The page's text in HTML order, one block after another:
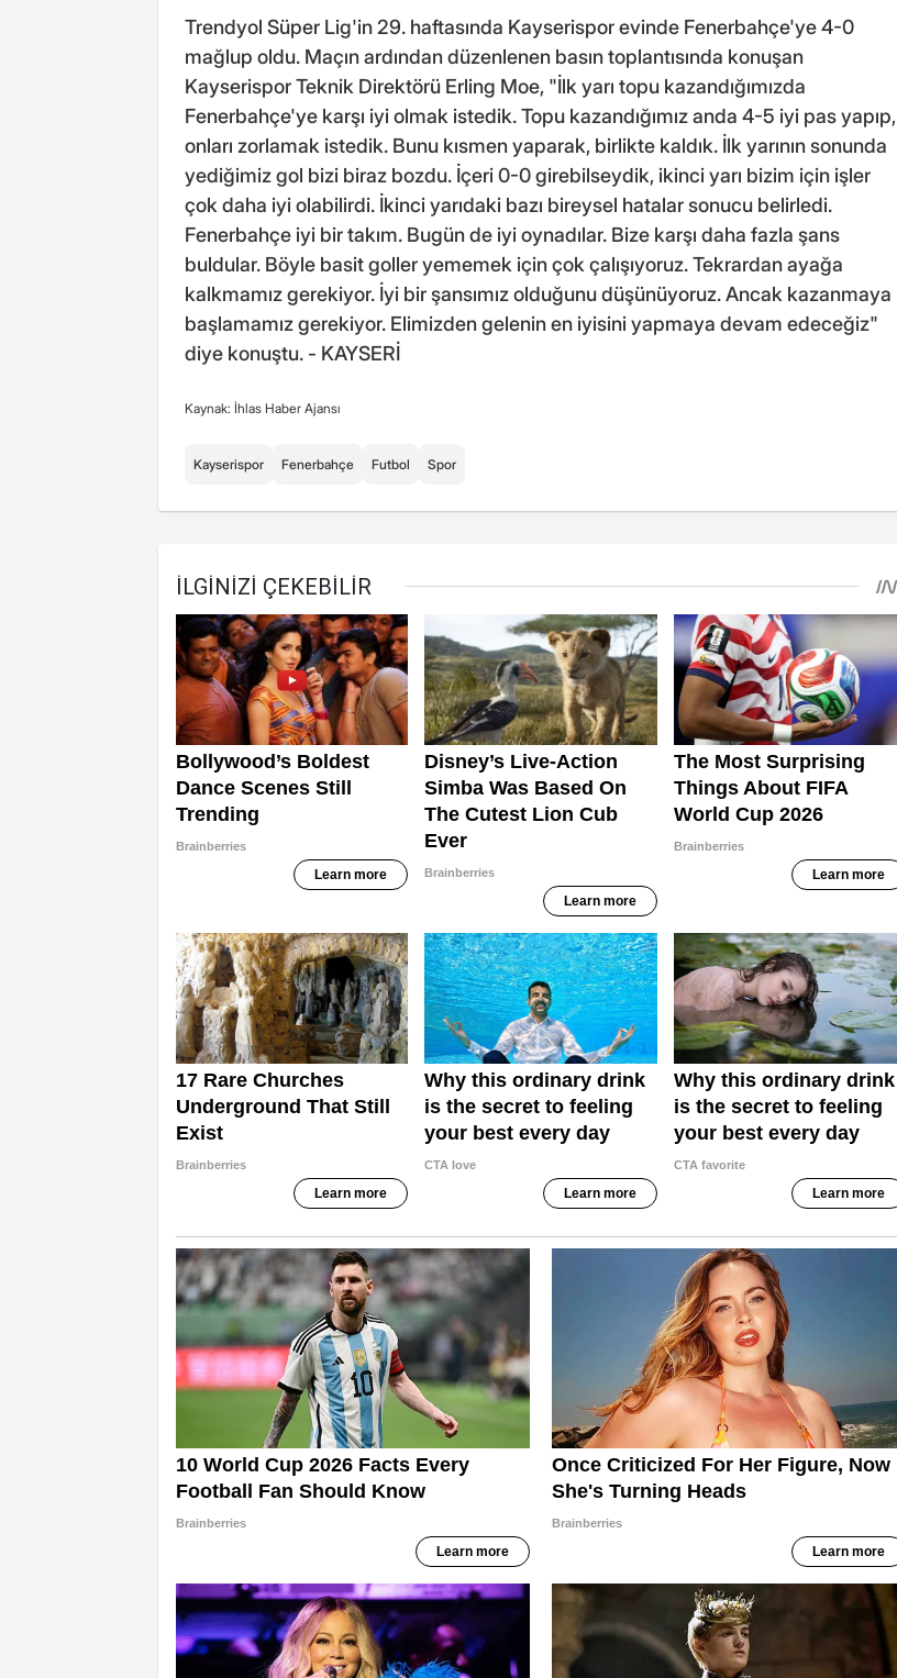
Trendyol Süper Lig'in 29. haftasında Kayserispor evinde Fenerbahçe'ye 4-0
mağlup oldu. Maçın ardından düzenlenen basın toplantısında konuşan
Kayserispor Teknik Direktörü Erling Moe, "İlk yarı topu kazandığımızda
Fenerbahçe'ye karşı iyi olmak istedik. Topu kazandığımız anda 4-5 iyi pas yapıp,
onları zorlamak istedik. Bunu kısmen yaparak, birlikte kaldık. İlk yarının sonunda
yediğimiz gol bizi biraz bozdu. İçeri 0-0 girebilseydik, ikinci yarı bizim için işler
çok daha iyi olabilirdi. İkinci yarıdaki bazı bireysel hatalar sonucu belirledi.
Fenerbahçe iyi bir takım. Bugün de iyi oynadılar. Bize karşı daha fazla şans
buldular. Böyle basit goller yememek için çok çalışıyoruz. Tekrardan ayağa
kalkmamız gerekiyor. İyi bir şansımız olduğunu düşünüyoruz. Ancak kazanmaya
başlamamız gerekiyor. Elimizden gelenin en iyisini yapmaya devam edeceğiz"
diye konuştu. - KAYSERİ
Kaynak: İhlas Haber Ajansı
Kayserispor Fenerbahçe Futbol Spor